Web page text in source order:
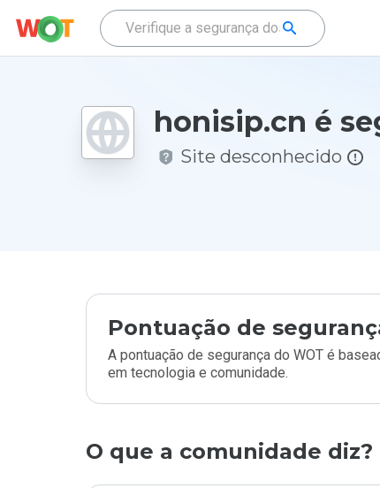
honisip.cn é
Site desconhecido
Pontuação de
A pontuação de segurança do WOT é
em tecnologia e comunidade.
O que a comunidade diz?